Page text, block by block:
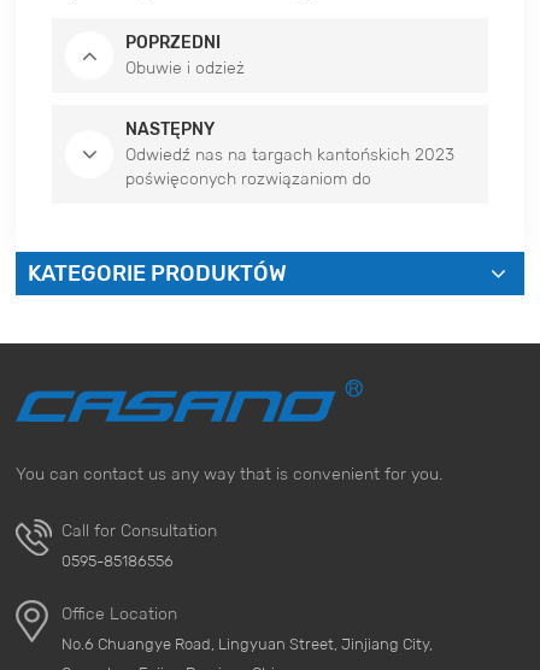
POPRZEDNI
Obuwie i odzież
NASTĘPNY
Odwiedź nas na targach kantońskich 2023
poświęconych rozwiązaniom do
KATEGORIE PRODUKTÓW
You can contact us any way that is convenient for you.
Call for Consultation
0595-85186556
Office Location
No.6 Chuangye Road, Lingyuan Street, Jinjiang City,